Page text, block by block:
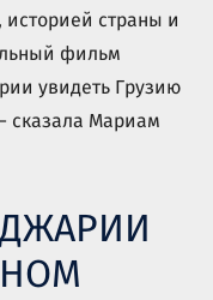
страны и
фильм
увидеть Грузию
сказала Мариам